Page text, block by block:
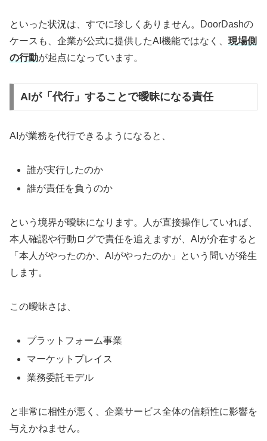
といった状況は、すでに珍しくありません。DoorDashの
ケースも、企業が公式に提供したAI機能ではなく、 現場側
の行動が起点になっています。
AIが「代行」することで曖昧になる責任
AIが業務を代行できるようになると、
誰が実行したのか
誰が責任を負うのか
という境界が曖昧になります。人が直接操作していれば、
本人確認や行動ログで責任を追えますが、AIが介在すると
「本人がやったのか、AIがやったのか」という問いが発生
します。
この曖昧さは、
プラットフォーム事業
マーケットプレイス
業務委託モデル
と非常に相性が悪く、企業サービス全体の信頼性に影響を
与えかねません。